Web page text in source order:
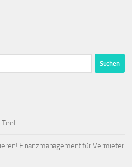
Finanzmanagement für Vermieter